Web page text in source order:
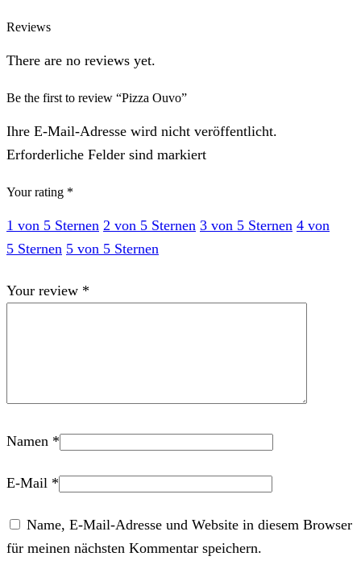
Reviews
There are no reviews yet.
Be the first to review “Pizza Ouvo”
Ihre E-Mail-Adresse wird nicht veröffentlicht.
Erforderliche Felder sind markiert
Your rating *
1 von 5 Sternen 2 von 5 Sternen 3 von 5 Sternen 4 von
5 Sternen 5 von 5 Sternen
Your review *
Namen *
E-Mail *
Name, E-Mail-Adresse und Website in diesem Browser
für meinen nächsten Kommentar speichern.